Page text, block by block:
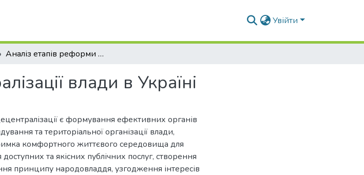
Увійти
Аналіз етапів реформи децентралізації влади в Україні
влади в Україні
є формування ефективних органів
та територіальної організації влади,
комфортного життєвого середовища для
та якісних публічних послуг, створення
принципу народовладдя, узгодження інтересів